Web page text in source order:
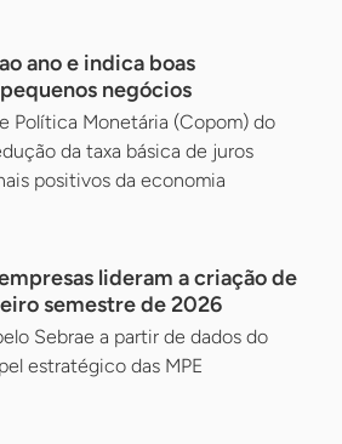
ano e indica boas
negócios
Política Monetária (Copom) do
da taxa básica de juros
positivos da economia
lideram a criação de
semestre de 2026
Sebrae a partir de dados do
estratégico das MPE